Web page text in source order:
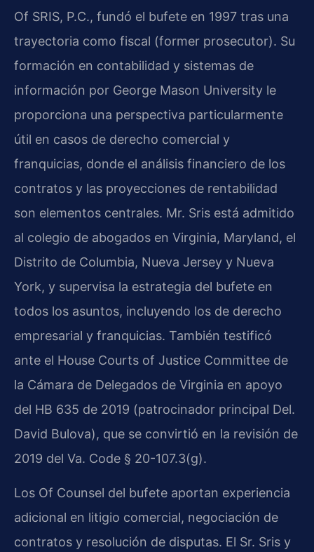
Of SRIS, P.C., fundó el bufete en 1997 tras una
trayectoria como fiscal (former prosecutor). Su
formación en contabilidad y sistemas de
información por George Mason University le
proporciona una perspectiva particularmente
útil en casos de derecho comercial y
franquicias, donde el análisis financiero de los
contratos y las proyecciones de rentabilidad
son elementos centrales. Mr. Sris está admitido
al colegio de abogados en Virginia, Maryland, el
Distrito de Columbia, Nueva Jersey y Nueva
York, y supervisa la estrategia del bufete en
todos los asuntos, incluyendo los de derecho
empresarial y franquicias. También testificó
ante el House Courts of Justice Committee de
la Cámara de Delegados de Virginia en apoyo
del HB 635 de 2019 (patrocinador principal Del.
David Bulova), que se convirtió en la revisión de
2019 del Va. Code § 20-107.3(g).
Los Of Counsel del bufete aportan experiencia
adicional en litigio comercial, negociación de
contratos y resolución de disputas. El Sr. Sris y